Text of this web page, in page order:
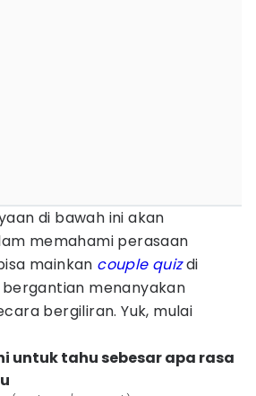
di bawah ini akan
memahami perasaan
mainkan couple quizdi
menanyakan
bergiliran. Yuk, mulai
untuk tahu sebesar apa rasa